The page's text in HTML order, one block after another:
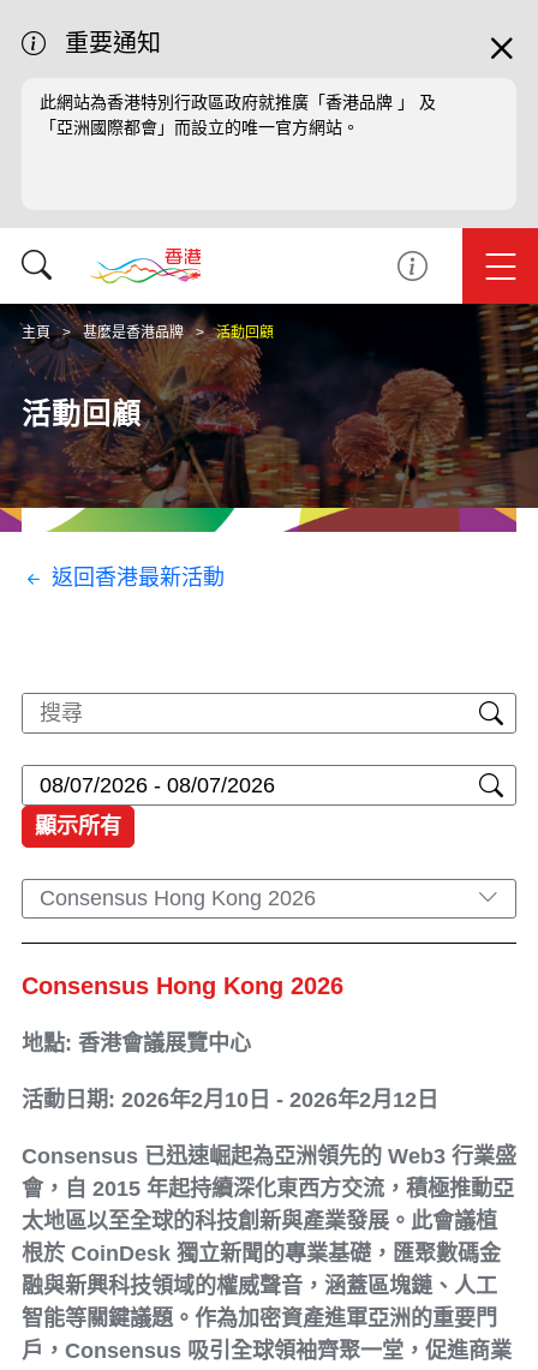
重要通知
此網站為香港特別行政區政府就推廣「香港品牌 」 及
「亞洲國際都會」而設立的唯一官方網站。
主頁 甚麼是香港品牌 活動回顧
活動回顧
返回香港最新活動
顯示所有
Consensus Hong Kong 2026
Consensus Hong Kong 2026
地點: 香港會議展覽中心
活動日期: 2026年2月10日 - 2026年2月12日
Consensus 已迅速崛起為亞洲領先的 Web3 行業盛
會，自 2015 年起持續深化東西方交流，積極推動亞
太地區以至全球的科技創新與產業發展。此會議植
根於 CoinDesk 獨立新聞的專業基礎，匯聚數碼金
融與新興科技領域的權威聲音，涵蓋區塊鏈、人工
智能等關鍵議題。作為加密資產進軍亞洲的重要門
戶，Consensus 吸引全球領袖齊聚一堂，促進商業